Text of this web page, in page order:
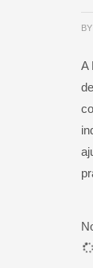
BY
A